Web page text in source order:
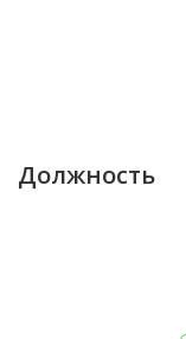
Должность